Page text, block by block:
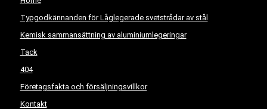
Typgodkännanden för Låglegerade svetstrådar av stål
Kemisk sammansättning av aluminiumlegeringar
Tack
404
Företagsfakta och försäljningsvillkor
Kontakt